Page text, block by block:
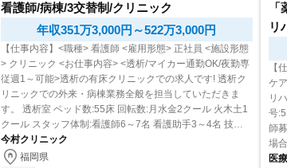
看護師/病棟/3交替制/クリニック
年収351万3,000円～522万3,000円
【仕事内容】<職種> 看護師 <雇用形態> 正社員 <施設形態
> クリニック <お仕事内容> <透析/マイカー通勤OK/夜勤専
従週1～可能>透析の有床クリニックでの求人です! 透析ク
リニックでの外来・病棟業務全般を担当していただきま
す。 透析室 ベッド数:55床 回転数:月水金2クール 火木土1
クール スタッフ体制:看護師6～7名 看護助手3～4名 技士5
今村クリニック
福岡県
リ
【
ケ
リハビ
号:512219 <福岡市/
師募集<正社
場
時
医